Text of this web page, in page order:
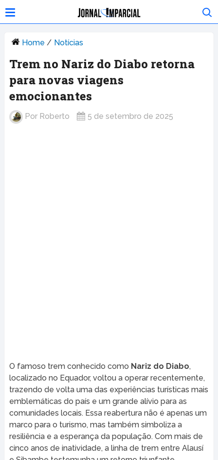
Home / Notícias
Trem no Nariz do Diabo retorna
para novas viagens
emocionantes
Por Roberto 5 de setembro de 2025
O famoso trem conhecido como Nariz do Diabo,
localizado no Equador, voltou a operar recentemente,
trazendo de volta uma das experiências turísticas mais
emblemáticas do país e um grande alívio para as
comunidades locais. Essa reabertura não é apenas um
marco para o turismo, mas também simboliza a
resiliência e a esperança da população. Com mais de
cinco anos de inatividade, a linha de trem entre Alausí